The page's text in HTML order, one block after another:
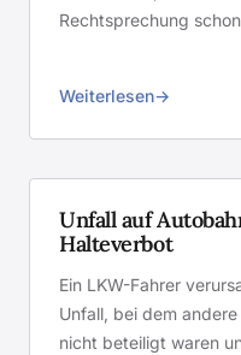
Rechtsprechung
Weiterlesen
Unfall auf
Halteverbot
Ein LKW-Fahrer
Unfall, bei dem
nicht beteiligt waren